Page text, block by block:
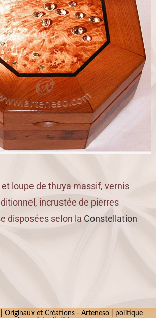
loupe de thuya massif, vernis
incrustée de pierres
disposées selon la Constellation
Originaux et Créations - Arteneso | politique